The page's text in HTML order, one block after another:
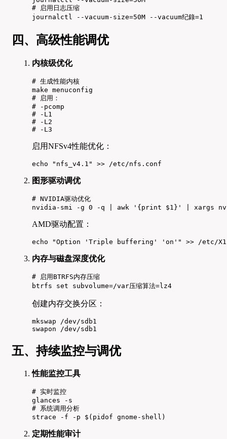
# 启用日志压缩
journalctl --vacuum-size=50M --vacuum纪錄=1
四、高级性能调优
内核级优化
# 生成性能内核
make menuconfig
# 启用：
# -pcomp
# -L1
# -L2
# -L3
启用NFSv4性能优化：
echo "nfs_v4.1" >> /etc/nfs.conf
图形驱动调优
# NVIDIA驱动优化
nvidia-smi -g 0 -q | awk '{print $1}' | xargs
AMD驱动配置：
echo "Option 'Triple buffering' 'on'" >> /etc/
内存与磁盘深度优化
# 启用BTRFS内存压缩
btrfs set subvolume=/var压缩算法=lz4
创建内存交换分区：
mkswap /dev/sdb1
swapon /dev/sdb1
五、持续监控与调优
性能监控工具
# 实时监控
glances -s
# 系统调用分析
strace -f -p $(pidof gnome-shell)
定期性能审计